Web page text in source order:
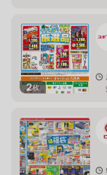
2枚